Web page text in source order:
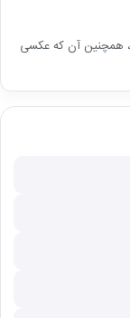
همچنین آن که عکسی